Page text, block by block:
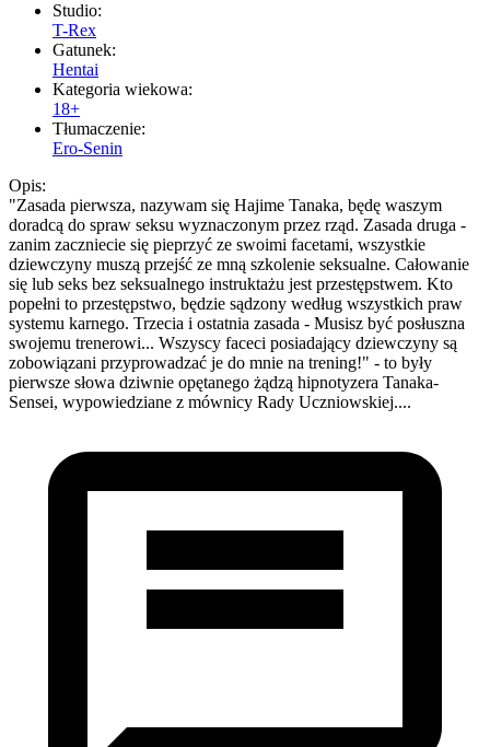
Studio:
T-Rex
Gatunek:
Hentai
Kategoria wiekowa:
18+
Tłumaczenie:
Ero-Senin
Opis:
"Zasada pierwsza, nazywam się Hajime Tanaka, będę waszym
doradcą do spraw seksu wyznaczonym przez rząd. Zasada druga -
zanim zaczniecie się pieprzyć ze swoimi facetami, wszystkie
dziewczyny muszą przejść ze mną szkolenie seksualne. Całowanie
się lub seks bez seksualnego instruktażu jest przestępstwem. Kto
popełni to przestępstwo, będzie sądzony według wszystkich praw
systemu karnego. Trzecia i ostatnia zasada - Musisz być posłuszna
swojemu trenerowi... Wszyscy faceci posiadający dziewczyny są
zobowiązani przyprowadzać je do mnie na trening!" - to były
pierwsze słowa dziwnie opętanego żądzą hipnotyzera Tanaka-
Sensei, wypowiedziane z mównicy Rady Uczniowskiej....